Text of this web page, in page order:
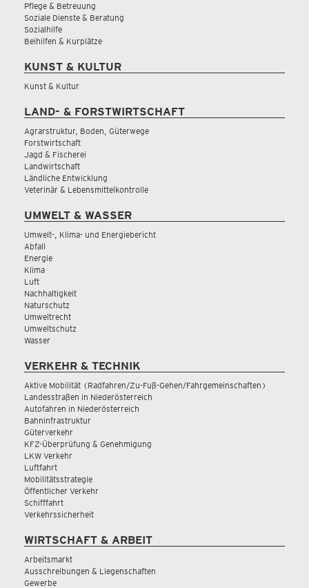
Pflege & Betreuung
Soziale Dienste & Beratung
Sozialhilfe
Beihilfen & Kurplätze
KUNST & KULTUR
Kunst & Kultur
LAND- & FORSTWIRTSCHAFT
Agrarstruktur, Boden, Güterwege
Forstwirtschaft
Jagd & Fischerei
Landwirtschaft
Ländliche Entwicklung
Veterinär & Lebensmittelkontrolle
UMWELT & WASSER
Umwelt-, Klima- und Energiebericht
Abfall
Energie
Klima
Luft
Nachhaltigkeit
Naturschutz
Umweltrecht
Umweltschutz
Wasser
VERKEHR & TECHNIK
Aktive Mobilität (Radfahren/Zu-Fuß-Gehen/Fahrgemeinschaften)
Landesstraßen in Niederösterreich
Autofahren in Niederösterreich
Bahninfrastruktur
Güterverkehr
KFZ-Überprüfung & Genehmigung
LKW Verkehr
Luftfahrt
Mobilitätsstrategie
Öffentlicher Verkehr
Schifffahrt
Verkehrssicherheit
WIRTSCHAFT & ARBEIT
Arbeitsmarkt
Ausschreibungen & Liegenschaften
Gewerbe